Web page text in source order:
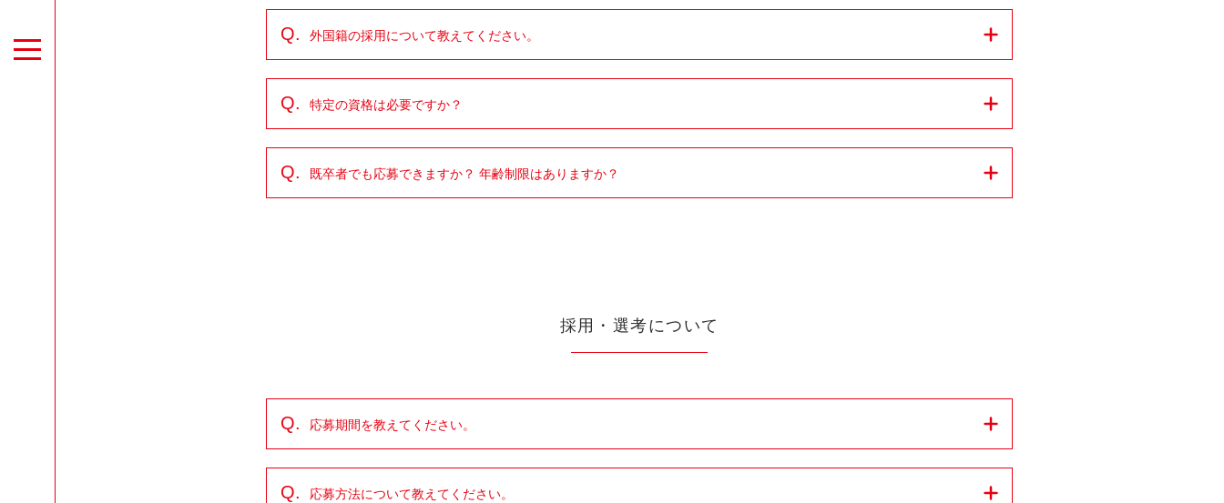
Q. 外国籍の採用について教えてください。
Q. 特定の資格は必要ですか？
Q. 既卒者でも応募できますか？ 年齢制限はありますか？
採用・選考について
Q. 応募期間を教えてください。
Q. 応募方法について教えてください。